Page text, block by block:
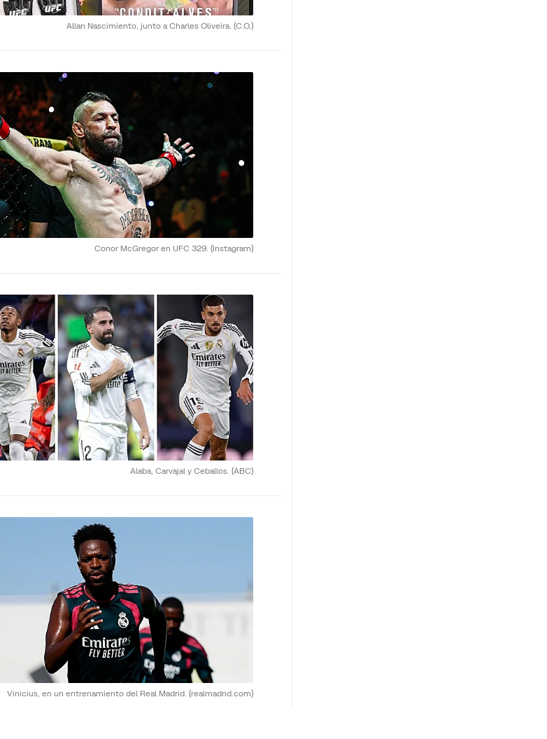
Allan Nascimiento, junto a Charles Oliveira. (C.O.)
Conor McGregor en UFC 329. (Instagram)
Alaba, Carvajal y Ceballos. (ABC)
Vinicius, en un entrenamiento del Real Madrid. (realmadrid.com)